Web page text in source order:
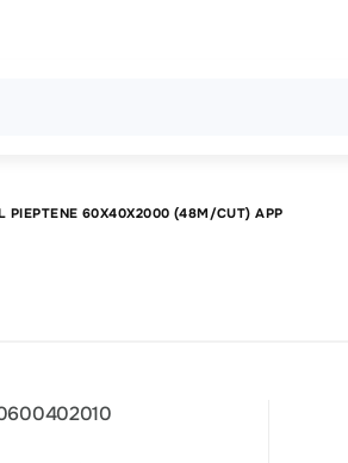
PIEPTENE 60X40X2000 (48M/CUT) APP